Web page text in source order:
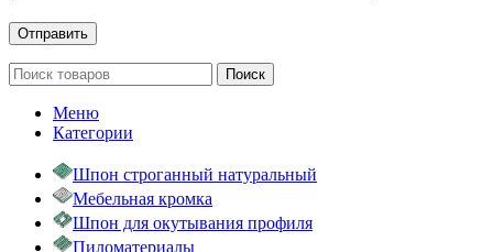
Поиск
Меню
Категории
Шпон строганный натуральный
Мебельная кромка
Шпон для окутывания профиля
Пиломатериалы